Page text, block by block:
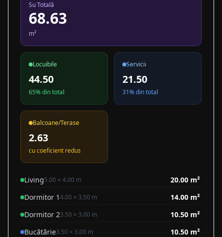
Su Totală
68.63
m²
Locuibile
44.50
65% din total
Servicii
21.50
31% din total
Balcoane/Terase
2.63
cu coeficient redus
Living5.00 × 4.00 m 20.00 m²
Dormitor 14.00 × 3.50 m 14.00 m²
Dormitor 23.50 × 3.00 m 10.50 m²
Bucătărie3.50 × 3.00 m 10.50 m²